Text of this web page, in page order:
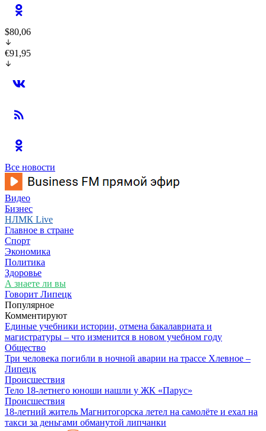
$80,06
€91,95
Все новости
Видео
Бизнес
НЛМК Live
Главное в стране
Спорт
Экономика
Политика
Здоровье
А знаете ли вы
Говорит Липецк
Популярное
Комментируют
Единые учебники истории, отмена бакалавриата и
магистратуры – что изменится в новом учебном году
Общество
Три человека погибли в ночной аварии на трассе Хлевное –
Липецк
Происшествия
Тело 18-летнего юноши нашли у ЖК «Парус»
Происшествия
18-летний житель Магнитогорска летел на самолёте и ехал на
такси за деньгами обманутой липчанки